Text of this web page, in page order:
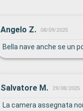
Angelo Z. 08/09/2025
Bella nave anche se un
Salvatore M. 29/08/2025
La camera assegnata